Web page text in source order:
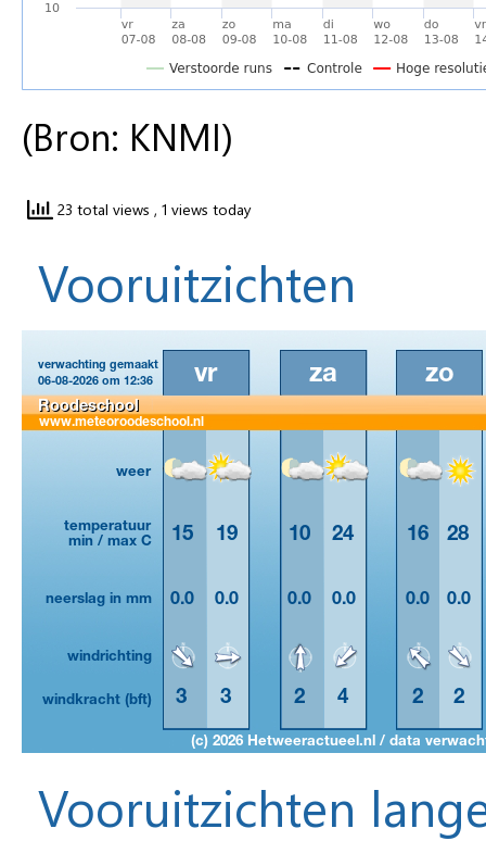
(Bron: KNMI)
23 total views , 1 views today
Vooruitzichten
Vooruitzichten